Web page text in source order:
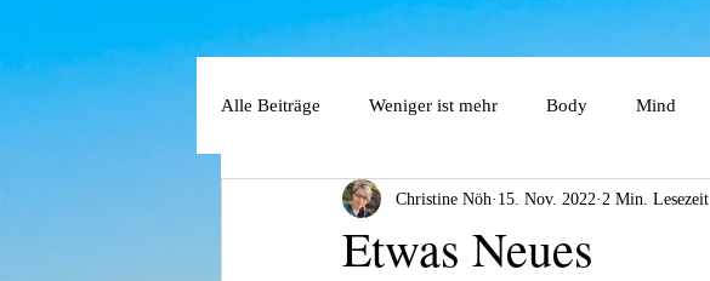
Alle Beiträge Weniger ist mehr Body Mind
Etwas Neues
Christine Nöh 15. Nov. 2022 2 Min. Lesezeit